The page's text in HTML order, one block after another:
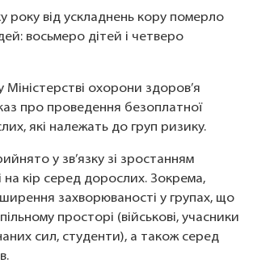
року від ускладнень кору померло
восьмеро дітей і четверо
охорони здоров’я
про проведення безоплатної
які належать до груп ризику.
у зв’язку зі зростанням
на кір серед дорослих. Зокрема,
захворюваності у групах, що
просторі (військові, учасники
сил, студенти), а також серед